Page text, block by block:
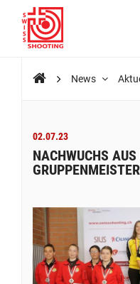
News
02.07.23
NACHWUCHS